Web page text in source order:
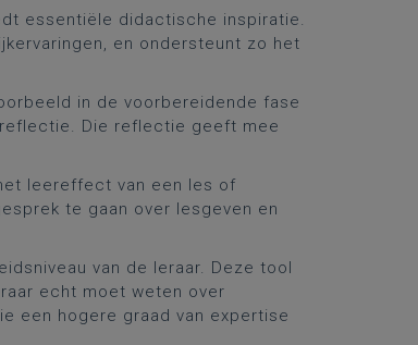
essentiële didactische inspiratie.
en ondersteunt zo het
in de voorbereidende fase
Die reflectie geeft mee
leereffect van een les of
te gaan over lesgeven en
van de leraar. Deze tool
echt moet weten over
een hogere graad van expertise